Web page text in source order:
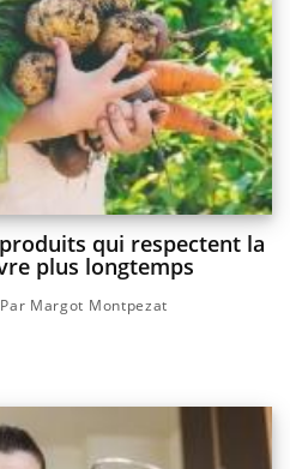
qui respectent la
plus longtemps
Par Margot Montpezat